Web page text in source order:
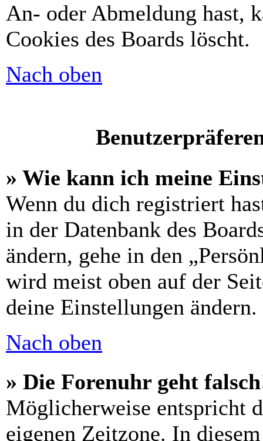
An- oder Abmeldung hast,
Cookies des Boards löscht.
Nach oben
» Wie kann ich meine
Wenn du dich registriert
in der Datenbank des
ändern, gehe in den
wird meist oben auf der
deine Einstellungen ändern.
Nach oben
» Die Forenuhr geht
Möglicherweise entspricht
eigenen Zeitzone. In